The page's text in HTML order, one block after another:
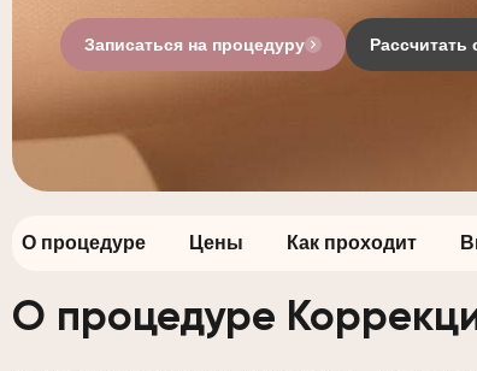
Записаться на процедуру Рассчитать
О процедуре Цены Как проходит
О процедуре